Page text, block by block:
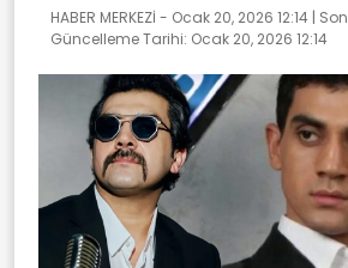
HABER MERKEZİ - Ocak 20, 2026 12:14 | Son
Güncelleme Tarihi: Ocak 20, 2026 12:14